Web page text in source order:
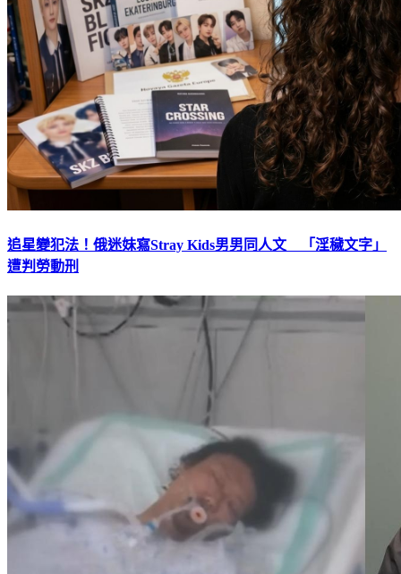
追星變犯法！俄迷妹寫Stray Kids男男同人文 「淫穢文字」
遭判勞動刑